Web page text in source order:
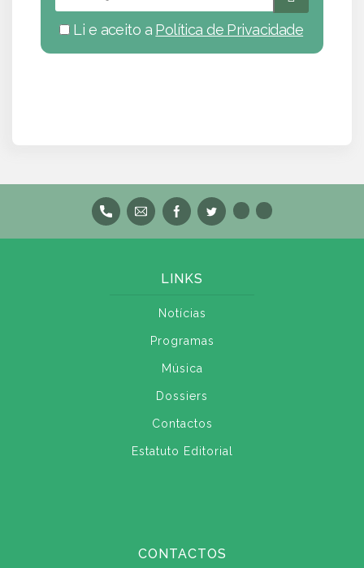
Li e aceito a Política de Privacidade
LINKS
Notícias
Programas
Música
Dossiers
Contactos
Estatuto Editorial
CONTACTOS